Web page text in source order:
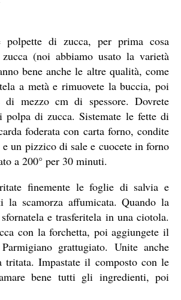
polpette di zucca, per prima cosa
(noi abbiamo usato la varietà
bene anche le altre qualità, come
a metà e rimuovete la buccia, poi
di mezzo cm di spessore. Dovrete
polpa di zucca. Sistemate le fette di
foderata con carta forno, condite
un pizzico di sale e cuocete in forno
a 200° per 30 minuti.
finemente le foglie di salvia e
la scamorza affumicata. Quando la
e trasferitela in una ciotola.
con la forchetta, poi aggiungete il
grattugiato. Unite anche
tritata. Impastate il composto con le
bene tutti gli ingredienti, poi